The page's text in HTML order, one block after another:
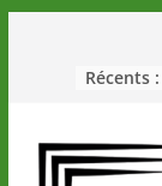
Récents :